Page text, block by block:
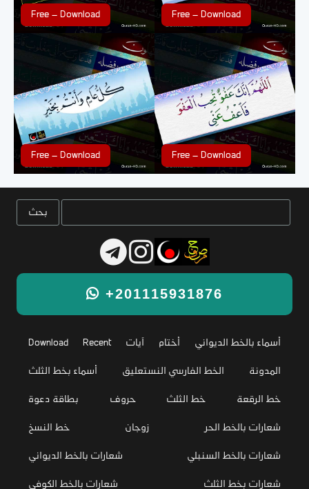
Free – Download
Free – Download
Free – Download
Free – Download
+201115931876
Download Recent آيات أختام أسماء بالخط الديواني
أسماء بخط الثلث الخط الفارسي النستعليق المدونة
بطاقة دعوة حروف خط الثلث خط الرقعة
خط النسخ زوجان شعارات بالخط الحر
شعارات بالخط الديواني شعارات بالخط السنبلي
شعارات بالخط الكوفي شعارات بخط الثلث